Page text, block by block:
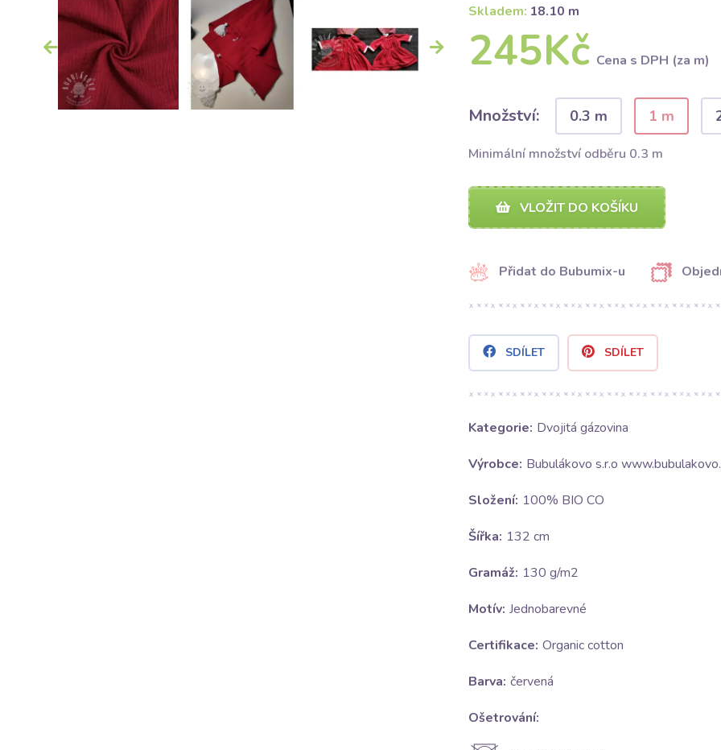
Skladem: 18.10 m
245Kč Cena s DPH (za m)
Množství: 0.3 m 1 m
Minimální množství odběru 0.3 m
VLOŽIT DO KOŠÍKU
Přidat do Bubumix-u
SDÍLET SDÍLET
Kategorie: Dvojitá gázovina
Výrobce: Bubulákovo s.r.o
Složení: 100% BIO CO
Šířka: 132 cm
Gramáž: 130 g/m2
Motív: Jednobarevné
Certifikace: Organic cotton
Barva: červená
Ošetrování: